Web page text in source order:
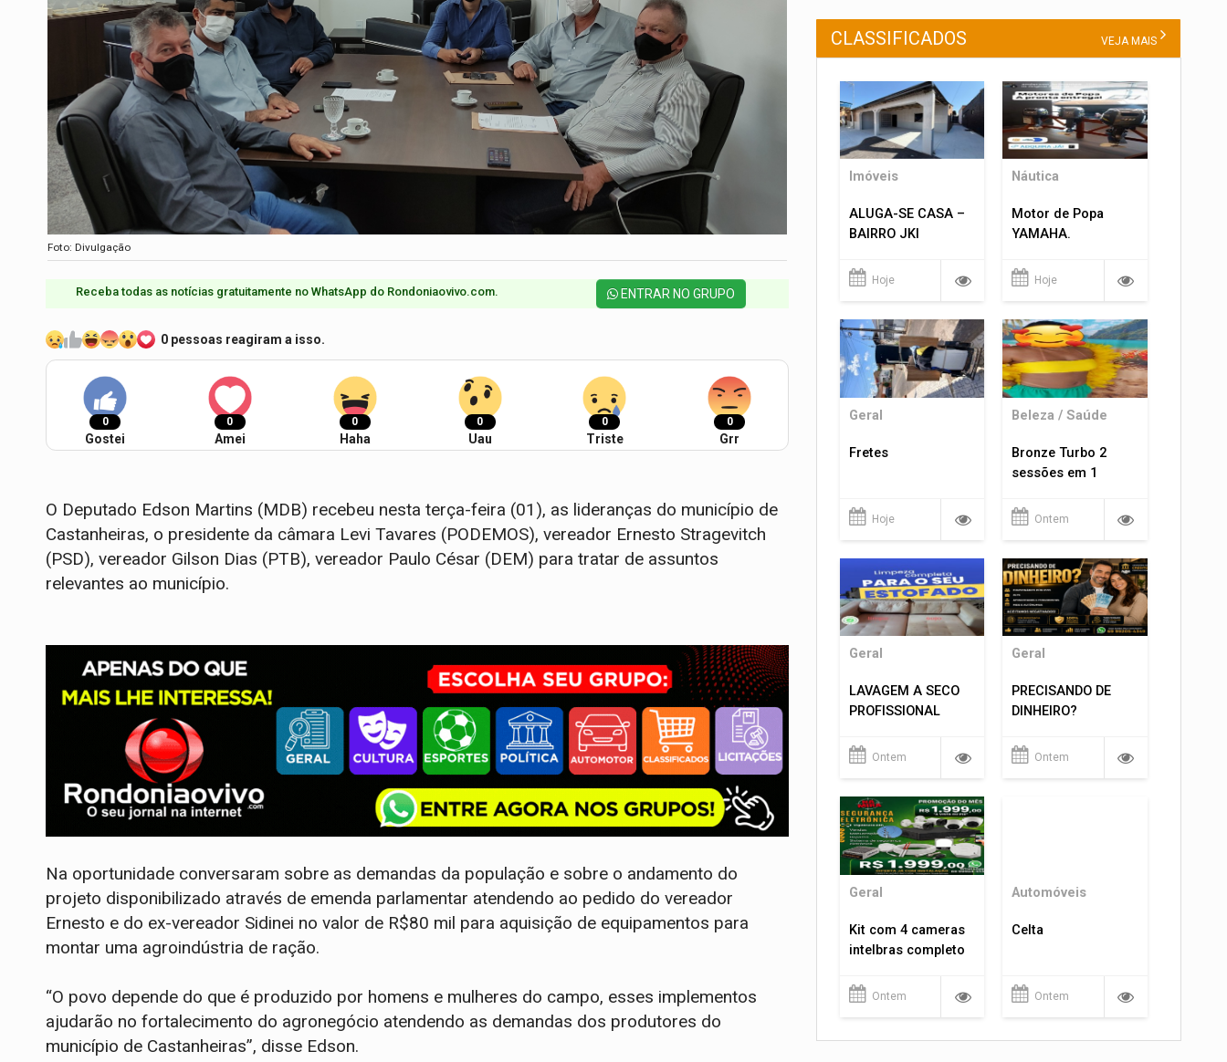
Foto: Divulgação
Receba todas as notícias gratuitamente no WhatsApp do Rondoniaovivo.com.​ ENTRAR NO GRUPO
0 pessoas reagiram a isso.
0
Gostei
0
Amei
0
Haha
0
Uau
0
Triste
0
Grr
O Deputado Edson Martins (MDB) recebeu nesta terça-feira (01), as lideranças do município de
Castanheiras, o presidente da câmara Levi Tavares (PODEMOS), vereador Ernesto Stragevitch
(PSD), vereador Gilson Dias (PTB), vereador Paulo César (DEM) para tratar de assuntos
relevantes ao município.
Na oportunidade conversaram sobre as demandas da população e sobre o andamento do
projeto disponibilizado através de emenda parlamentar atendendo ao pedido do vereador
Ernesto e do ex-vereador Sidinei no valor de R$80 mil para aquisição de equipamentos para
montar uma agroindústria de ração.
“O povo depende do que é produzido por homens e mulheres do campo, esses implementos
ajudarão no fortalecimento do agronegócio atendendo as demandas dos produtores do
município de Castanheiras”, disse Edson.
CLASSIFICADOS VEJA MAIS
Imóveis
ALUGA-SE CASA –
BAIRRO JKI
Hoje
Náutica
Motor de Popa
YAMAHA.
Hoje
Geral
Fretes
Hoje
Beleza / Saúde
Bronze Turbo 2
sessões em 1
Ontem
Geral
LAVAGEM A SECO
PROFISSIONAL
Ontem
Geral
PRECISANDO DE
DINHEIRO?
Ontem
Geral
Kit com 4 cameras
intelbras completo
Ontem
Automóveis
Celta
Ontem